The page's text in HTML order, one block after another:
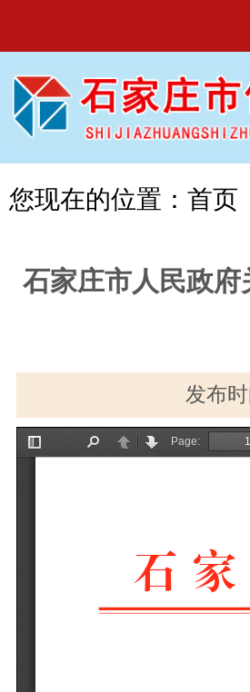
您现在的位置： 首页
石家庄市人民政
发布